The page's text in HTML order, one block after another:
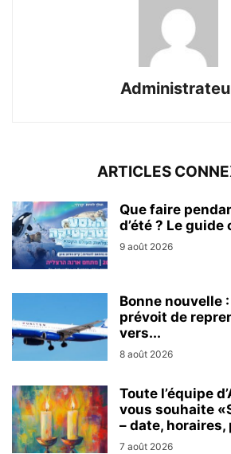
ARTICLES
Que faire
d’été ? Le
9 août 2026
Bonne nouvelle
prévoit de
vers...
8 août 2026
Toute l’équipe
vous souhaite
– date, horaires,
7 août 2026